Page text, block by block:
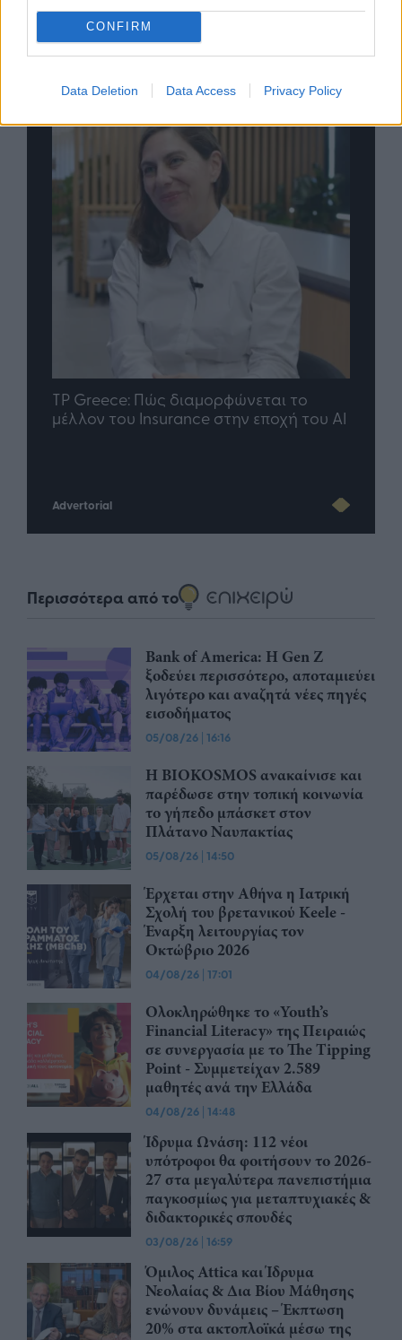
CONFIRM
Data Deletion Data Access Privacy Policy
TP Greece: Πώς διαμορφώνεται το
μέλλον του Insurance στην εποχή του AI
Advertorial
Περισσότερα από το
Bank of America: Η Gen Z
ξoδεύει περισσότερο, αποταμιεύει
λιγότερο και αναζητά νέες πηγές
εισοδήματος
05/08/26 | 16:16
Η BIOKOSMOS ανακαίνισε και
παρέδωσε στην τοπική κοινωνία
το γήπεδο μπάσκετ στον
Πλάτανο Ναυπακτίας
05/08/26 | 14:50
Έρχεται στην Αθήνα η Ιατρική
Σχολή του βρετανικού Keele -
Έναρξη λειτουργίας τον
Οκτώβριο 2026
04/08/26 | 17:01
Ολοκληρώθηκε το «Youth’s
Financial Literacy» της Πειραιώς
σε συνεργασία με το The Tipping
Point - Συμμετείχαν 2.589
μαθητές ανά την Ελλάδα
04/08/26 | 14:48
Ίδρυμα Ωνάση: 112 νέοι
υπότροφοι θα φοιτήσουν το 2026-
27 στα μεγαλύτερα πανεπιστήμια
παγκοσμίως για μεταπτυχιακές &
διδακτορικές σπουδές
03/08/26 | 16:59
Όμιλος Attica και Ίδρυμα
Νεολαίας & Δια Βίου Μάθησης
ενώνουν δυνάμεις – Έκπτωση
20% στα ακτοπλοϊκά μέσω της